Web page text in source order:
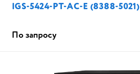
IGS-5424-PT-AC-E (8388-5021)
По запросу